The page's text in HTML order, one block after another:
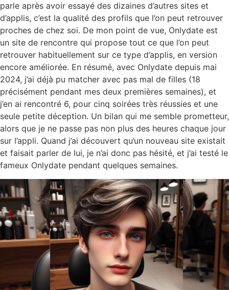
parle après avoir essayé des dizaines d’autres sites et
d’applis, c’est la qualité des profils que l’on peut retrouver
proches de chez soi. De mon point de vue, Onlydate est
un site de rencontre qui propose tout ce que l’on peut
retrouver habituellement sur ce type d’applis, en version
encore améliorée. En résumé, avec Onlydate depuis mai
2024, j’ai déjà pu matcher avec pas mal de filles (18
précisément pendant mes deux premières semaines), et
j’en ai rencontré 6, pour cinq soirées très réussies et une
seule petite déception. Un bilan qui me semble prometteur,
alors que je ne passe pas non plus des heures chaque jour
sur l’appli. Quand j’ai découvert qu’un nouveau site existait
et faisait parler de lui, je n’ai donc pas hésité, et j’ai testé le
fameux Onlydate pendant quelques semaines.